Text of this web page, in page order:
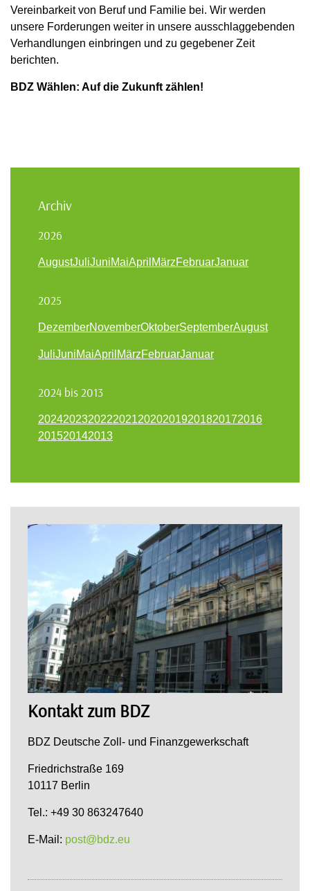
Vereinbarkeit von Beruf und Familie bei. Wir werden
unsere Forderungen weiter in unsere ausschlaggebenden
Verhandlungen einbringen und zu gegebener Zeit
berichten.
BDZ Wählen: Auf die Zukunft zählen!
Archiv
2026
AugustJuliJuniMaiApril MärzFebruarJanuar
2025
DezemberNovemberOktoberSeptemberAugust
JuliJuniMaiApril MärzFebruarJanuar
2024 bis 2013
202420232022202120202019201820172016
201520142013
Kontakt zum BDZ
BDZ Deutsche Zoll- und Finanzgewerkschaft
Friedrichstraße 169
10117 Berlin
Tel.: +49 30 863247640
E-Mail: post@bdz.eu